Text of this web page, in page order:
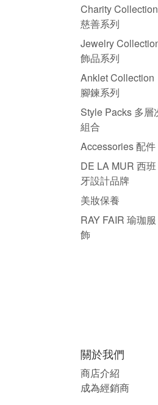
Charity Collection
慈善系列
Jewelry
飾品系列
Anklet Collection
腳鍊系列
Style Packs 多層
組合
Accessories 配件
DE LA MUR 西班
牙設計品牌
美妝保養
RAY FAIR 瑜珈服
飾
關於我們
商店介紹
成為經銷商